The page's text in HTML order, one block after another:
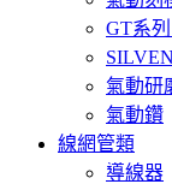
GT系
氣動研
氣動鑽
線網管類
導線器